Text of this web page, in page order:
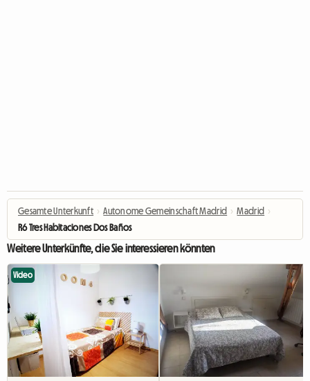
Gesamte Unterkunft › Autonome Gemeinschaft Madrid › Madrid ›
R6 Tres Habitaciones Dos Baños
Weitere Unterkünfte, die Sie interessieren könnten
Video